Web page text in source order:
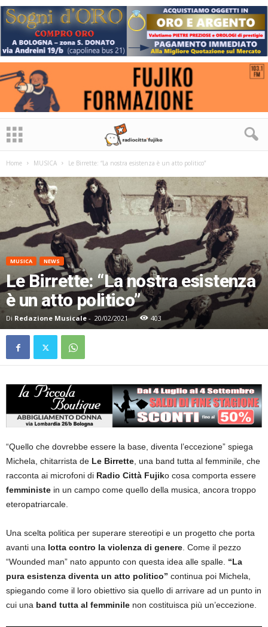
Home MUSICA Le Birrette: “La nostra esistenza è un atto politico”
MUSICA NEWS
Le Birrette: “La nostra esistenza
è un atto politico”
Di Redazione Musicale - 20/02/2021 403
“Quello che dovrebbe essere la base, diventa l’eccezione” spiega
Michela, chitarrista de Le Birrette, una band tutta al femminile, che
racconta ai microfoni di Radio Città Fujiko cosa comporta essere
femministe in un campo come quello della musica, ancora troppo
eteropatriarcale.
Una scelta politica per superare stereotipi e un progetto che porta
avanti una lotta contro la violenza di genere. Come il pezzo
“Wounded man” nato appunto con questa idea alle spalle. “La
pura esistenza diventa un atto politico” continua poi Michela,
spiegando come il loro obiettivo sia quello di arrivare ad un punto in
cui una band tutta al femminile non costituisca più un’eccezione.